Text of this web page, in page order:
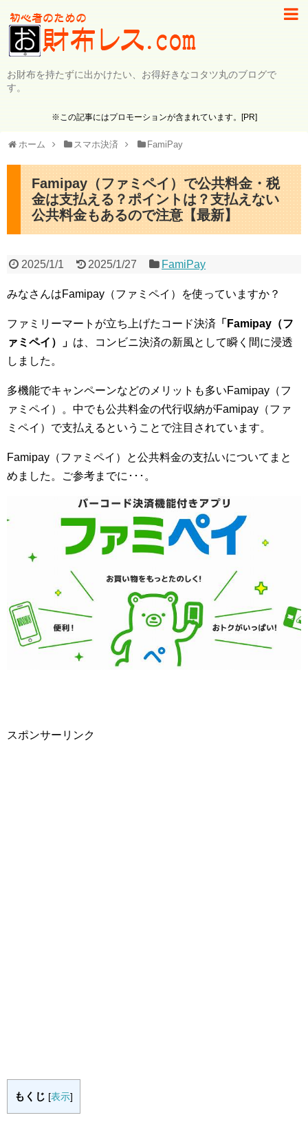
お財布を持たずに出かけたい、お得好きなコタツ丸のブログで
す。
※この記事にはプロモーションが含まれています。[PR]
ホーム スマホ決済 FamiPay
Famipay（ファミペイ）で公共料金・税
金は支払える？ポイントは？支払えない
公共料金もあるので注意【最新】
2025/1/1 2025/1/27 FamiPay
みなさんはFamipay（ファミペイ）を使っていますか？
ファミリーマートが立ち上げたコード決済 「Famipay（フ
ァミペイ）」 は、コンビニ決済の新風として瞬く間に浸透
しました。
多機能でキャンペーンなどのメリットも多いFamipay（フ
ァミペイ）。中でも公共料金の代行収納がFamipay（ファ
ミペイ）で支払えるということで注目されています。
Famipay（ファミペイ）と公共料金の支払いについてまと
めました。ご参考までに･･･。
スポンサーリンク
もくじ [表示]